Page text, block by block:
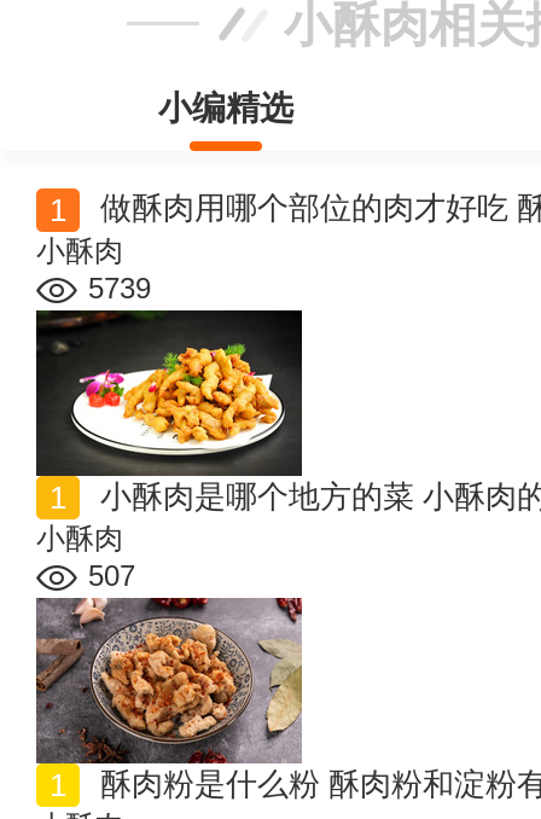
小酥肉相关
小编精选
做酥肉用哪个部位的肉才好吃
小酥肉
5739
小酥肉是哪个地方的菜 小酥肉
小酥肉
507
酥肉粉是什么粉 酥肉粉和淀粉